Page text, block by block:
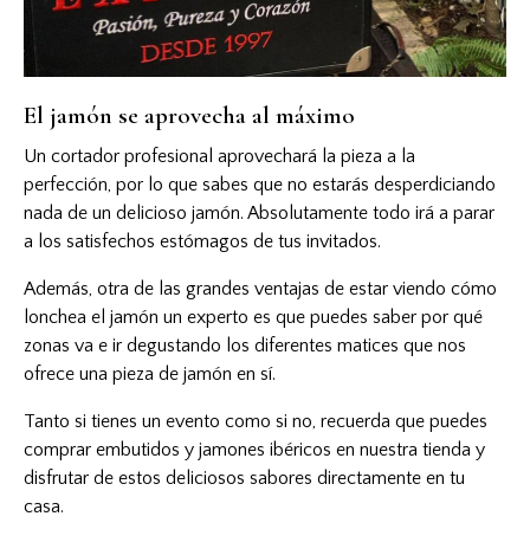
El jamón se aprovecha al máximo
Un cortador profesional aprovechará la pieza a la
perfección, por lo que sabes que no estarás desperdiciando
nada de un delicioso jamón. Absolutamente todo irá a parar
a los satisfechos estómagos de tus invitados.
Además, otra de las grandes ventajas de estar viendo cómo
lonchea el jamón un experto es que puedes saber por qué
zonas va e ir degustando los diferentes matices que nos
ofrece una pieza de jamón en sí.
Tanto si tienes un evento como si no, recuerda que puedes
comprar embutidos y jamones ibéricos en nuestra tienda y
disfrutar de estos deliciosos sabores directamente en tu
casa.